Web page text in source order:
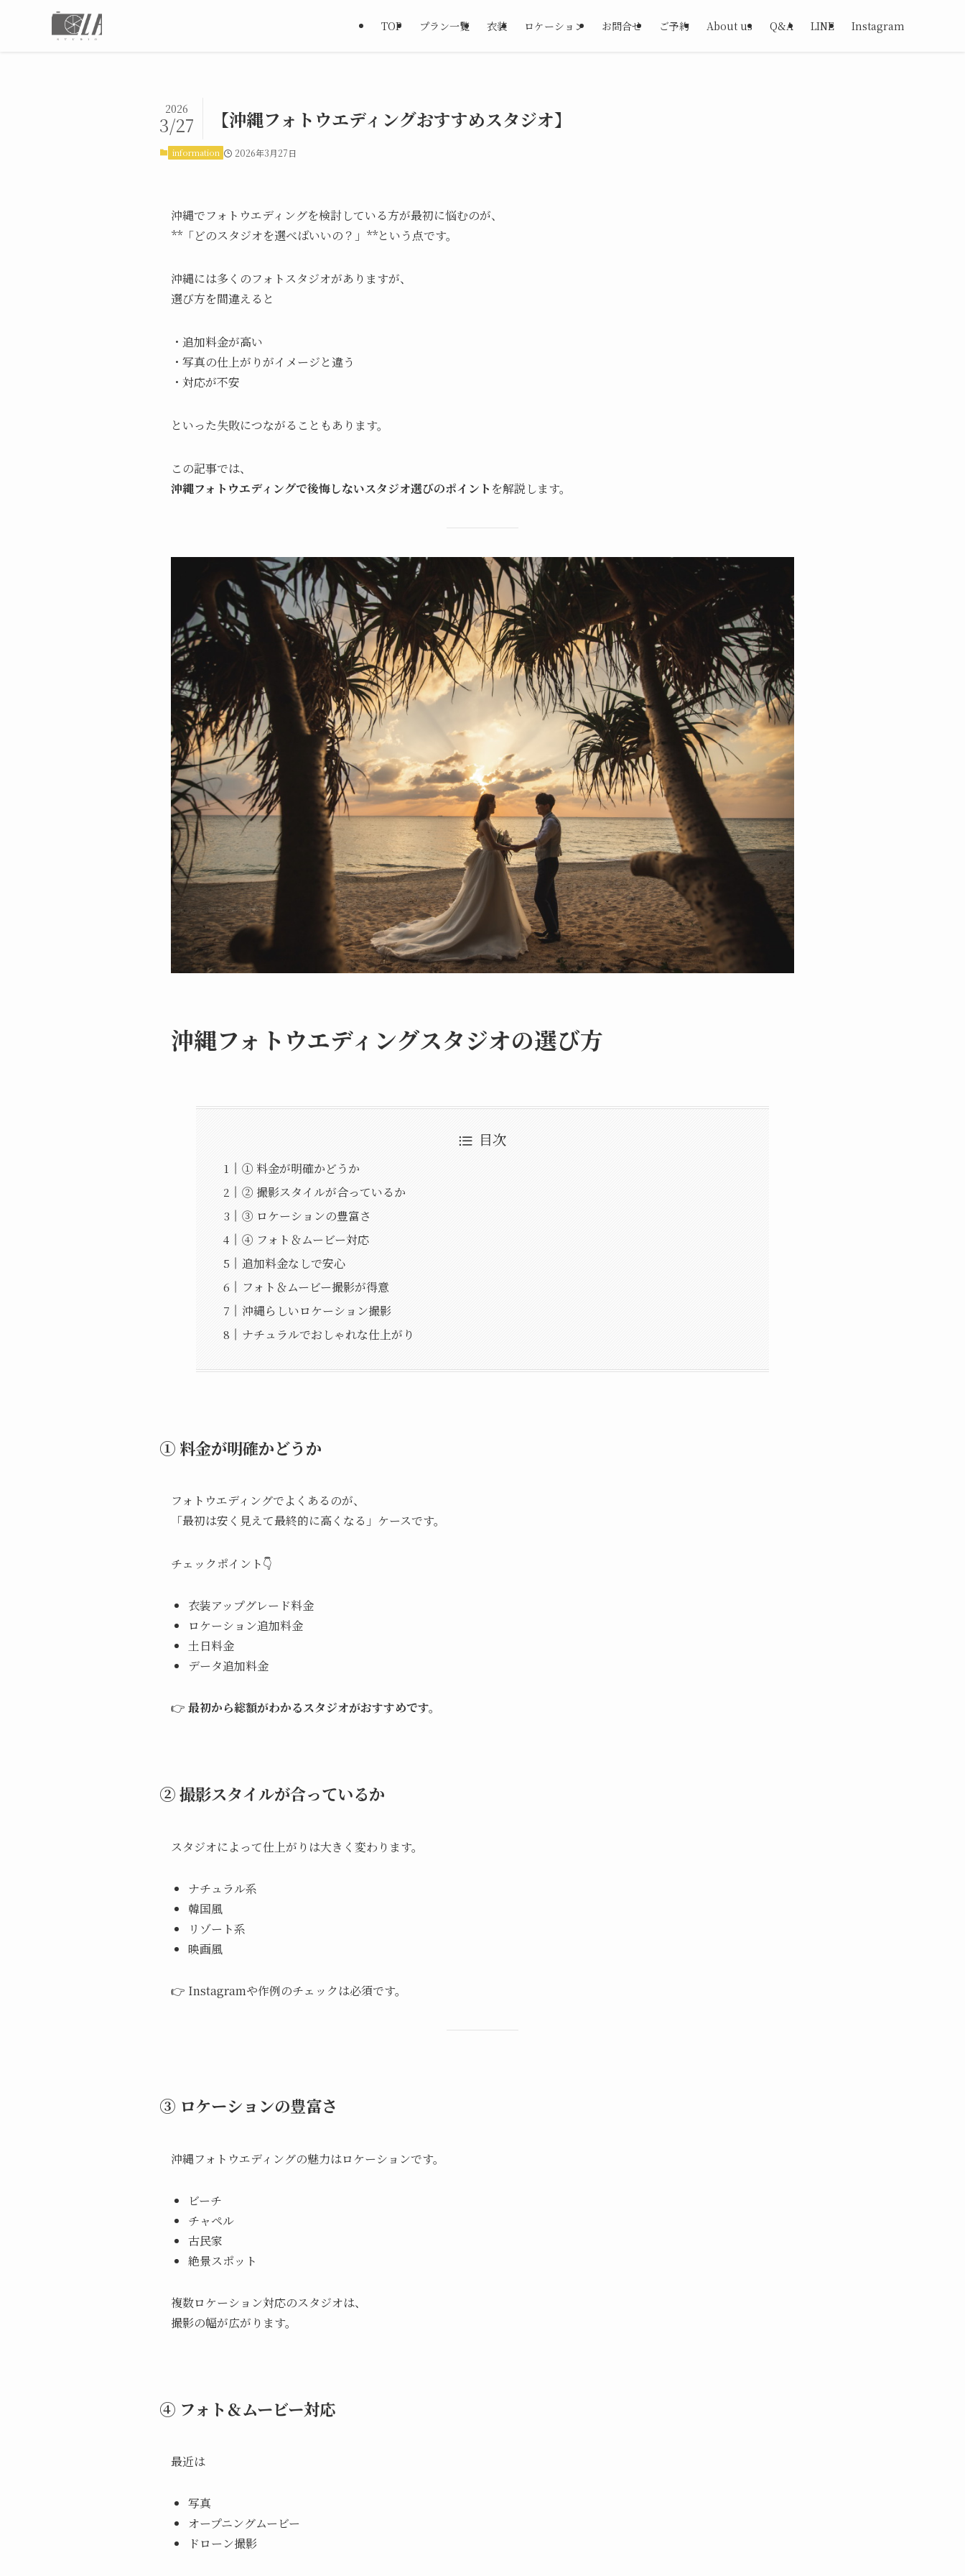
TOP プラン一覧 衣装 ロケーション お問合せ ご予約 About us Q&A LINE Instagram
【沖縄フォトウエディングおすすめスタジオ】
2026
3/27
information 2026年3月27日
沖縄でフォトウエディングを検討している方が最初に悩むのが、
**「どのスタジオを選べばいいの？」**という点です。
沖縄には多くのフォトスタジオがありますが、
選び方を間違えると
・追加料金が高い
・写真の仕上がりがイメージと違う
・対応が不安
といった失敗につながることもあります。
この記事では、
沖縄フォトウエディングで後悔しないスタジオ選びのポイント を解説します。
沖縄フォトウエディングスタジオの選び方
目次
① 料金が明確かどうか
② 撮影スタイルが合っているか
③ ロケーションの豊富さ
④ フォト＆ムービー対応
追加料金なしで安心
フォト＆ムービー撮影が得意
沖縄らしいロケーション撮影
ナチュラルでおしゃれな仕上がり
① 料金が明確かどうか
フォトウエディングでよくあるのが、
「最初は安く見えて最終的に高くなる」ケースです。
チェックポイント👇
衣装アップグレード料金
ロケーション追加料金
土日料金
データ追加料金
👉 最初から総額がわかるスタジオがおすすめです。
② 撮影スタイルが合っているか
スタジオによって仕上がりは大きく変わります。
ナチュラル系
韓国風
リゾート系
映画風
👉 Instagramや作例のチェックは必須です。
③ ロケーションの豊富さ
沖縄フォトウエディングの魅力はロケーションです。
ビーチ
チャペル
古民家
絶景スポット
複数ロケーション対応のスタジオは、
撮影の幅が広がります。
④ フォト＆ムービー対応
最近は
写真
オープニングムービー
ドローン撮影